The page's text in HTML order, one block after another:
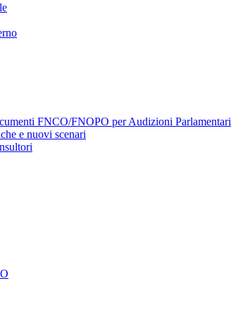
FNCO/FNOPO per Audizioni Parlamentari
e nuovi scenari